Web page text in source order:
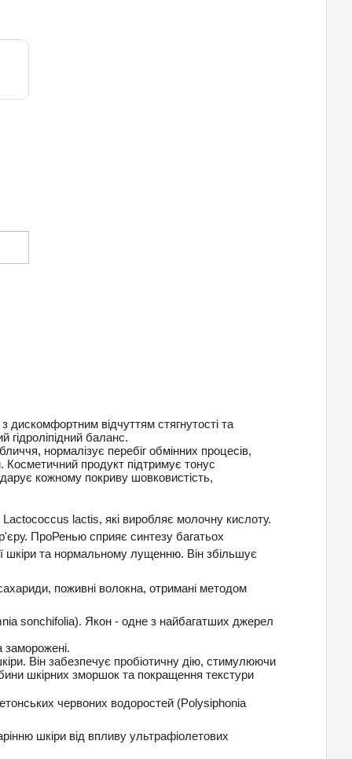
дискомфортним відчуттям стягнутості та
баланс.
нормалізує перебіг обмінних процесів,
Косметичний продукт підтримує тонус
кожному покриву шовковистість,
Lactococcus lactis, які виробляє молочну кислоту.
ПроРенью сприяє синтезу багатьох
шкіри та нормальному лущенню. Він збільшує
поживні волокна, отримані методом
sonchifolia). Якон - одне з найбагатших джерел
заморожені.
Він забезпечує пробіотичну дію, стимулюючи
шкірних зморшок та покращення текстури
червоних водоростей (Polysiphonia
шкіри від впливу ультрафіолетових